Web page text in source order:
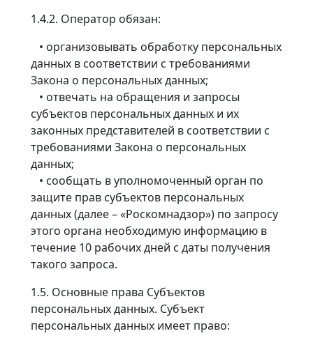
1.4.2. Оператор обязан:
• организовывать обработку персональных
данных в соответствии с требованиями
Закона о персональных данных;
• отвечать на обращения и запросы
субъектов персональных данных и их
законных представителей в соответствии с
требованиями Закона о персональных
данных;
• сообщать в уполномоченный орган по
защите прав субъектов персональных
данных (далее – «Роскомнадзор») по запросу
этого органа необходимую информацию в
течение 10 рабочих дней с даты получения
такого запроса.
1.5. Основные права Субъектов
персональных данных. Субъект
персональных данных имеет право: